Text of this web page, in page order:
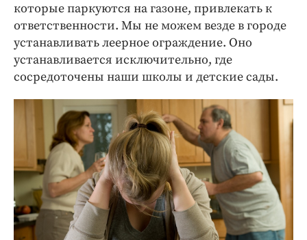
которые паркуются на газоне, привлекать к
ответственности. Мы не можем везде в городе
устанавливать леерное ограждение. Оно
устанавливается исключительно, где
сосредоточены наши школы и детские сады.